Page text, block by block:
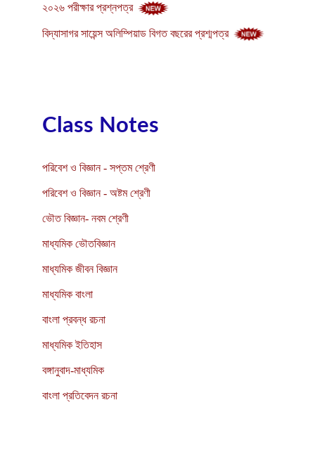
২০২৬ পরীক্ষার প্রশ্নপত্র
বিদ্যাসাগর সায়েন্স অলিম্পিয়াড বিগত বছরের প্রশ্মপত্র
Class Notes
পরিবেশ ও বিজ্ঞান - সপ্তম শ্রেণী
পরিবেশ ও বিজ্ঞান - অষ্টম শ্রেণী
ভৌত বিজ্ঞান- নবম শ্রেণী
মাধ্যমিক ভৌতবিজ্ঞান
মাধ্যমিক জীবন বিজ্ঞান
মাধ্যমিক বাংলা
বাংলা প্রবন্ধ রচনা
মাধ্যমিক ইতিহাস
বঙ্গানুবাদ-মাধ্যমিক
বাংলা প্রতিবেদন রচনা